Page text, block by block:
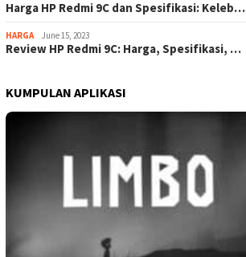
Harga HP Redmi 9C dan Spesifikasi: Keleb…
HARGA June 15, 2023
Review HP Redmi 9C: Harga, Spesifikasi, …
KUMPULAN APLIKASI